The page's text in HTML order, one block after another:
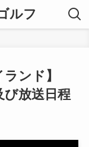
ルフ
ンド】
び放送日程